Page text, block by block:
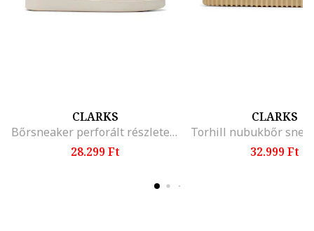
CLARKS
Bőrsneaker perforált részletekkel, Fekete
28.299 Ft
CLARKS
32.999 Ft